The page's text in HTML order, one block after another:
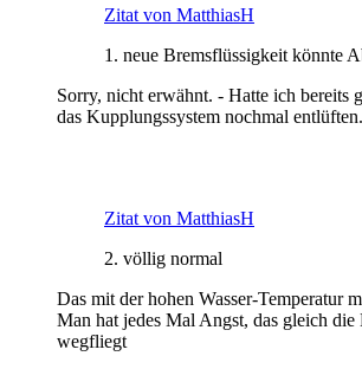
Zitat von MatthiasH
1. neue Bremsflüssigkeit könnte
Sorry, nicht erwähnt. - Hatte ich bereits
das Kupplungssystem nochmal entlüften.
Zitat von MatthiasH
2. völlig normal
Das mit der hohen Wasser-Temperatur
Man hat jedes Mal Angst, das gleich
wegfliegt